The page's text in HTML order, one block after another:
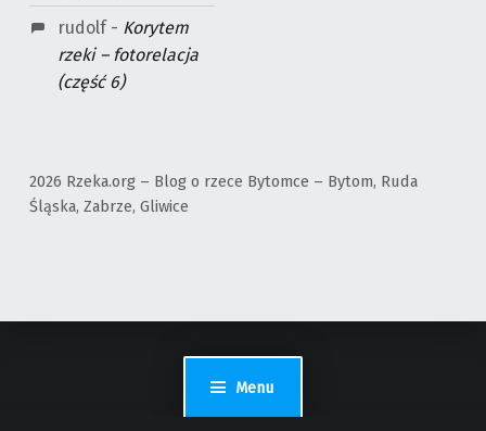
Menu
rudolf- Korytem
rzeki – fotorelacja
(część 6)
2026 Rzeka.org – Blog o rzece Bytomce – Bytom, Ruda
Śląska, Zabrze, Gliwice